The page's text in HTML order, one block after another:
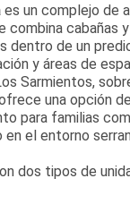
es un complejo de
combina cabañas
dentro de un
y áreas de
Sarmientos,
una opción
para familias
el entorno
dos tipos de